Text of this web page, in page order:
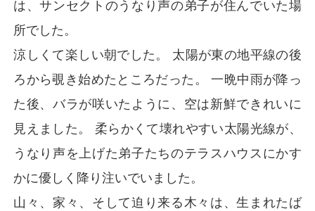
は、サンセクトのうなり声の弟子が住んでいた場
所でした。
涼しくて楽しい朝でした。 太陽が東の地平線の後
ろから覗き始めたところだった。 一晩中雨が降っ
た後、バラが咲いたように、空は新鮮できれいに
見えました。 柔らかくて壊れやすい太陽光線が、
うなり声を上げた弟子たちのテラスハウスにかす
かに優しく降り注いでいました。
山々、家々、そして迫り来る木々は、生まれたば